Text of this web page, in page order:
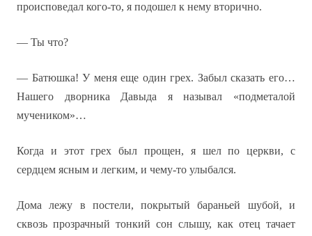
происповедал кого-то, я подошел к нему вторично.
— Ты что?
— Батюшка! У меня еще один грех. Забыл сказать его…
Нашего дворника Давыда я называл «подметалой
мучеником»…
Когда и этот грех был прощен, я шел по церкви, с
сердцем ясным и легким, и чему-то улыбался.
Дома лежу в постели, покрытый бараньей шубой, и
сквозь прозрачный тонкий сон слышу, как отец тачает